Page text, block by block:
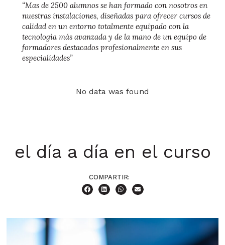
“Mas de 2500 alumnos se han formado con nosotros en
nuestras instalaciones, diseñadas para ofrecer cursos de
calidad en un entorno totalmente equipado con la
tecnología más avanzada y de la mano de un equipo de
formadores destacados profesionalmente en sus
especialidades”
No data was found
el día a día en el curso